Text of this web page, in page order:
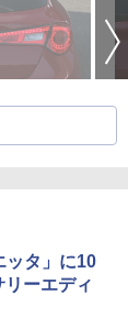
ッタ」に10
ーエディ